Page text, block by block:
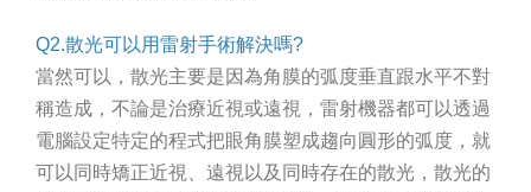
Q2.散光可以用雷射手術解決嗎?
當然可以，散光主要是因為角膜的弧度垂直跟水平不對
稱造成，不論是治療近視或遠視，雷射機器都可以透過
電腦設定特定的程式把眼角膜塑成趨向圓形的弧度，就
可以同時矯正近視、遠視以及同時存在的散光，散光的